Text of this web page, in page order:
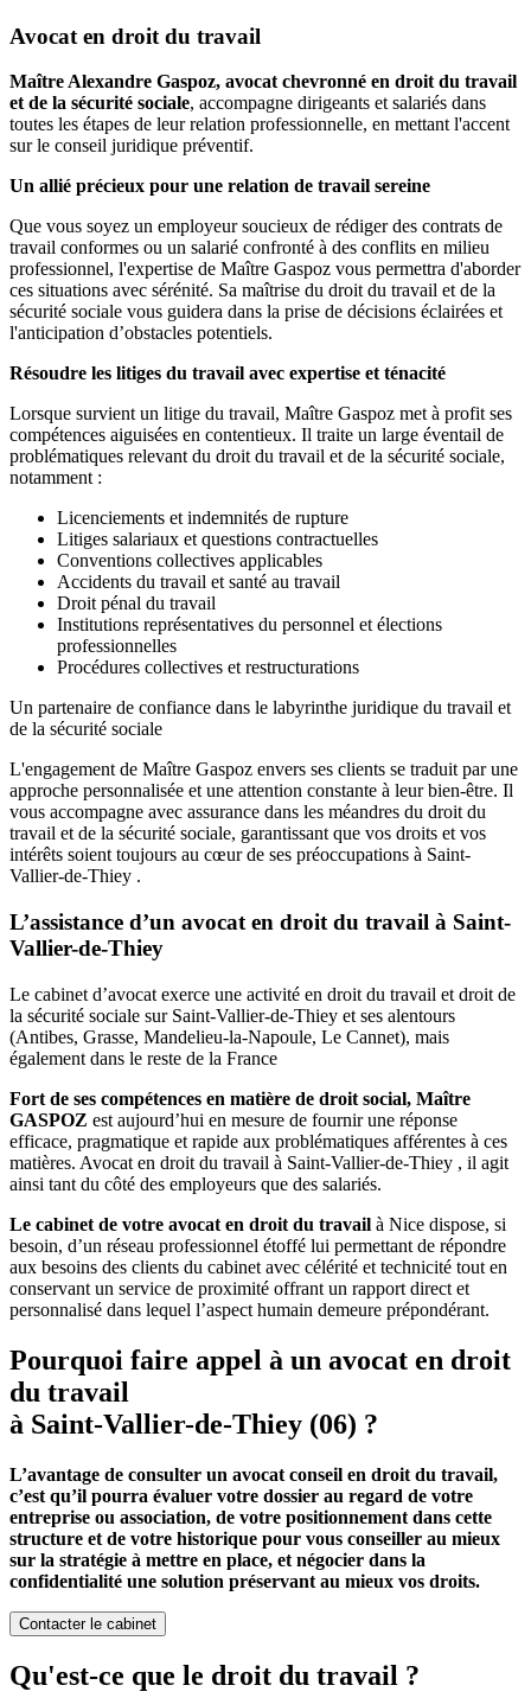
Avocat en droit du travail
Maître Alexandre Gaspoz, avocat chevronné en droit du travail
et de la sécurité sociale, accompagne dirigeants et salariés dans
toutes les étapes de leur relation professionnelle, en mettant l'accent
sur le conseil juridique préventif.
Un allié précieux pour une relation de travail sereine
Que vous soyez un employeur soucieux de rédiger des contrats de
travail conformes ou un salarié confronté à des conflits en milieu
professionnel, l'expertise de Maître Gaspoz vous permettra d'aborder
ces situations avec sérénité. Sa maîtrise du droit du travail et de la
sécurité sociale vous guidera dans la prise de décisions éclairées et
l'anticipation d’obstacles potentiels.
Résoudre les litiges du travail avec expertise et ténacité
Lorsque survient un litige du travail, Maître Gaspoz met à profit ses
compétences aiguisées en contentieux. Il traite un large éventail de
problématiques relevant du droit du travail et de la sécurité sociale,
notamment :
Licenciements et indemnités de rupture
Litiges salariaux et questions contractuelles
Conventions collectives applicables
Accidents du travail et santé au travail
Droit pénal du travail
Institutions représentatives du personnel et élections
professionnelles
Procédures collectives et restructurations
Un partenaire de confiance dans le labyrinthe juridique du travail et
de la sécurité sociale
L'engagement de Maître Gaspoz envers ses clients se traduit par une
approche personnalisée et une attention constante à leur bien-être. Il
vous accompagne avec assurance dans les méandres du droit du
travail et de la sécurité sociale, garantissant que vos droits et vos
intérêts soient toujours au cœur de ses préoccupations à Saint-
Vallier-de-Thiey .
L’assistance d’un avocat en droit du travail à Saint-
Vallier-de-Thiey
Le cabinet d’avocat exerce une activité en droit du travail et droit de
la sécurité sociale sur Saint-Vallier-de-Thiey et ses alentours
(Antibes, Grasse, Mandelieu-la-Napoule, Le Cannet), mais
également dans le reste de la France
Fort de ses compétences en matière de droit social, Maître
GASPOZ est aujourd’hui en mesure de fournir une réponse
efficace, pragmatique et rapide aux problématiques afférentes à ces
matières. Avocat en droit du travail à Saint-Vallier-de-Thiey , il agit
ainsi tant du côté des employeurs que des salariés.
Le cabinet de votre avocat en droit du travail à Nice dispose, si
besoin, d’un réseau professionnel étoffé lui permettant de répondre
aux besoins des clients du cabinet avec célérité et technicité tout en
conservant un service de proximité offrant un rapport direct et
personnalisé dans lequel l’aspect humain demeure prépondérant.
Pourquoi faire appel à un avocat en droit
du travail
à Saint-Vallier-de-Thiey (06) ?
L’avantage de consulter un avocat conseil en droit du travail,
c’est qu’il pourra évaluer votre dossier au regard de votre
entreprise ou association, de votre positionnement dans cette
structure et de votre historique pour vous conseiller au mieux
sur la stratégie à mettre en place, et négocier dans la
confidentialité une solution préservant au mieux vos droits.
Contacter le cabinet
Qu'est-ce que le droit du travail ?